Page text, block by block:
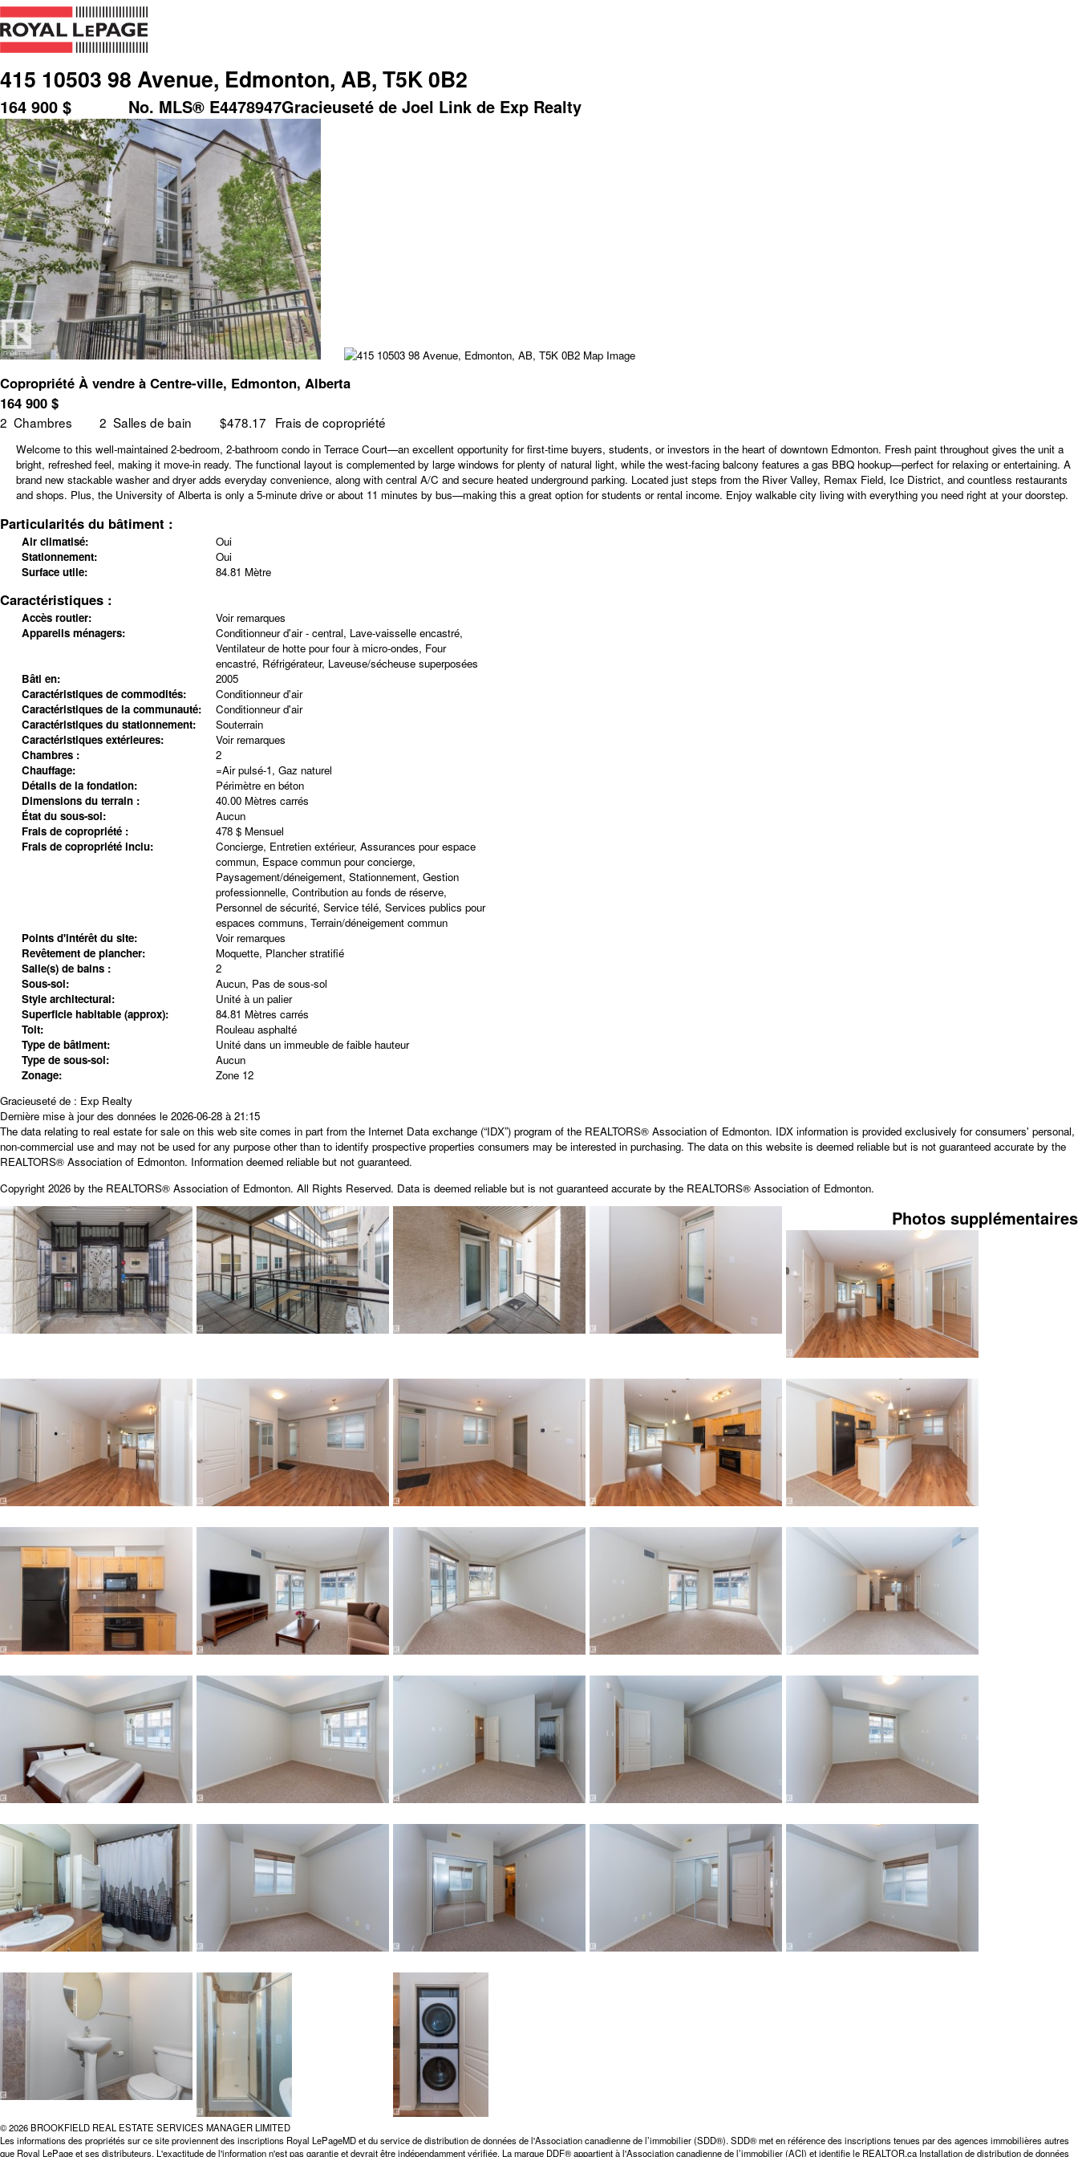
415 10503 98 Avenue, Edmonton, AB, T5K 0B2
Gracieuseté de Joel Link de Exp Realty
164 900 $ No. MLS® E4478947
Copropriété À vendre à Centre-ville, Edmonton, Alberta
164 900 $
2 Chambres 2 Salles de bain $478.17 Frais de copropriété
Welcome to this well-maintained 2-bedroom, 2-bathroom condo in Terrace Court—an excellent opportunity for first-time buyers, students, or investors in the heart of downtown Edmonton. Fresh paint throughout gives the unit a
bright, refreshed feel, making it move-in ready. The functional layout is complemented by large windows for plenty of natural light, while the west-facing balcony features a gas BBQ hookup—perfect for relaxing or entertaining. A
brand new stackable washer and dryer adds everyday convenience, along with central A/C and secure heated underground parking. Located just steps from the River Valley, Remax Field, Ice District, and countless restaurants
and shops. Plus, the University of Alberta is only a 5-minute drive or about 11 minutes by bus—making this a great option for students or rental income. Enjoy walkable city living with everything you need right at your doorstep.
Particularités du bâtiment :
Air climatisé:
Oui
Stationnement:
Oui
Surface utile:
84.81 Mètre
Caractéristiques :
Accès routier:
Voir remarques
Appareils ménagers:
Conditionneur d'air - central, Lave-vaisselle encastré,
Ventilateur de hotte pour four à micro-ondes, Four
encastré, Réfrigérateur, Laveuse/sécheuse superposées
Bâti en:
2005
Caractéristiques de commodités:
Conditionneur d'air
Caractéristiques de la communauté:
Conditionneur d'air
Caractéristiques du stationnement:
Souterrain
Caractéristiques extérieures:
Voir remarques
Chambres :
2
Chauffage:
=Air pulsé-1, Gaz naturel
Détails de la fondation:
Périmètre en béton
Dimensions du terrain :
40.00 Mètres carrés
État du sous-sol:
Aucun
Frais de copropriété :
478 $ Mensuel
Frais de copropriété inclu:
Concierge, Entretien extérieur, Assurances pour espace
commun, Espace commun pour concierge,
Paysagement/déneigement, Stationnement, Gestion
professionnelle, Contribution au fonds de réserve,
Personnel de sécurité, Service télé, Services publics pour
espaces communs, Terrain/déneigement commun
Points d'intérêt du site:
Voir remarques
Revêtement de plancher:
Moquette, Plancher stratifié
Salle(s) de bains :
2
Sous-sol:
Aucun, Pas de sous-sol
Style architectural:
Unité à un palier
Superficie habitable (approx):
84.81 Mètres carrés
Toit:
Rouleau asphalté
Type de bâtiment:
Unité dans un immeuble de faible hauteur
Type de sous-sol:
Aucun
Zonage:
Zone 12
Gracieuseté de : Exp Realty
Dernière mise à jour des données le 2026-06-28 à 21:15
The data relating to real estate for sale on this web site comes in part from the Internet Data exchange (“IDX”) program of the REALTORS® Association of Edmonton. IDX information is provided exclusively for consumers' personal,
non-commercial use and may not be used for any purpose other than to identify prospective properties consumers may be interested in purchasing. The data on this website is deemed reliable but is not guaranteed accurate by the
REALTORS® Association of Edmonton. Information deemed reliable but not guaranteed.
Copyright 2026 by the REALTORS® Association of Edmonton. All Rights Reserved. Data is deemed reliable but is not guaranteed accurate by the REALTORS® Association of Edmonton.
Photos supplémentaires
© 2026 BROOKFIELD REAL ESTATE SERVICES MANAGER LIMITED
Les informations des propriétés sur ce site proviennent des inscriptions Royal LePageMD et du service de distribution de données de l'Association canadienne de l’immobilier (SDD®). SDD® met en référence des inscriptions tenues par des agences immobilières autres
que Royal LePage et ses distributeurs. L'exactitude de l'information n'est pas garantie et devrait être indépendamment vérifiée. La marque DDF® appartient à l'Association canadienne de l’immobilier (ACI) et identifie le REALTOR.ca Installation de distribution de données